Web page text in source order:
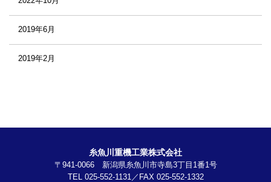
2019年6月
2019年2月
糸魚川重機工業株式会社
〒941-0066 新潟県糸魚川市寺島3丁目1番1号
TEL 025-552-1131／FAX 025-552-1332